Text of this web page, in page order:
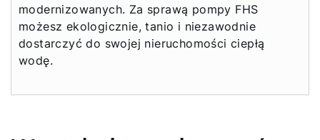
modernizowanych. Za sprawą pompy FHS
możesz ekologicznie, tanio i niezawodnie
dostarczyć do swojej nieruchomości ciepłą
wodę.